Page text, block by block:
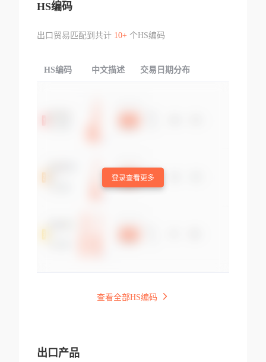
HS编码
出口贸易匹配到共计 10+个HS编码
HS编码 中文描述 交易日期分布
登录查看更多
查看全部HS编码
出口产品